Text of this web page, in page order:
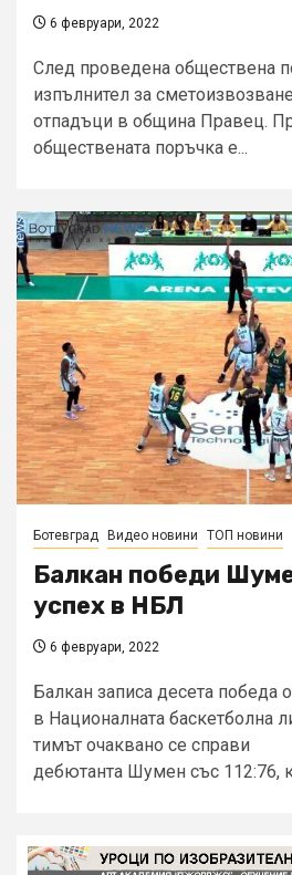
6 февруари, 2022
След проведена обществена
изпълнител за
отпадъци в община Правец.
обществената поръчка е...
Ботевград Видео новини ТОП новини
Балкан победи
успех в НБЛ
6 февруари, 2022
Балкан записа десета победа
в Националната баскетболна
тимът очаквано се справи
дебютанта Шумен със 112:76,